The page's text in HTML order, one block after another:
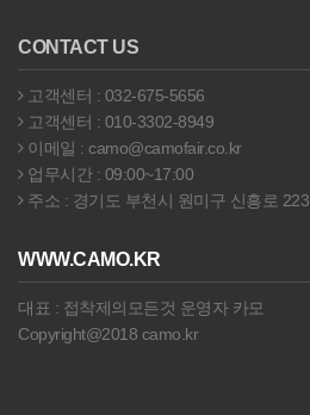
CONTACT US
고객센터 : 032-675-5656
고객센터 : 010-3302-8949
이메일 : camo@camofair.co.kr
업무시간 : 09:00~17:00
주소 : 경기도 부천시 원미구 신흥로 223
WWW.CAMO.KR
대표 : 접착제의모든것 운영자 카모
Copyright@2018 camo.kr